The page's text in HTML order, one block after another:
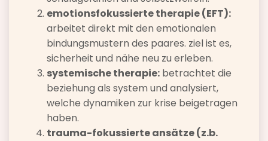
emotionsfokussierte therapie (EFT):
arbeitet direkt mit den emotionalen
bindungsmustern des paares. ziel ist es,
sicherheit und nähe neu zu erleben.
systemische therapie: betrachtet die
beziehung als system und analysiert,
welche dynamiken zur krise beigetragen
haben.
trauma-fokussierte ansätze (z.b.